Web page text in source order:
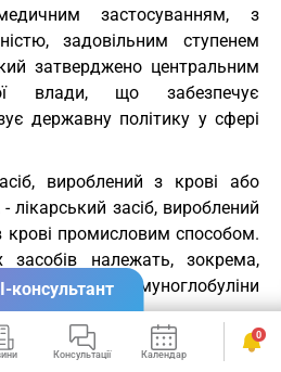
застосуванням, з
задовільним ступенем
затверджено центральним
влади, що забезпечує
державну політику у сфері
вироблений з крові або
засіб, вироблений
крові промисловим способом.
засобів належать, зокрема,
крові, імуноглобуліни
клінічне дослідження -
Консультації Календар Сервіси
0
консультант